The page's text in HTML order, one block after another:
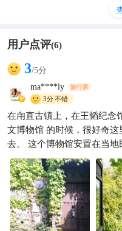
这里有家作文博物馆
ma****ly
用户点评(6)
3/5分
ma****ly
旅行家
3分不错
在甪直古镇上，在王韬纪念
文博物馆 的时候，很好奇
去。 这个博物馆安置在当
安放了展品。一层以图片
的毕业照和小学课本，据
圣陶先生民国时期著作四
六种之多。 二楼则被布置
起初我把这里当做一个很
圣陶纪念馆过后，突然理